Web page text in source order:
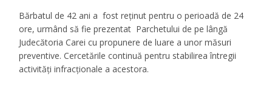
Bărbatul de 42 ani a fost reţinut pentru o perioadă de 24
ore, urmând să fie prezentat Parchetului de pe lângă
Judecătoria Carei cu propunere de luare a unor măsuri
preventive. Cercetările continuă pentru stabilirea întregii
activități infracționale a acestora.